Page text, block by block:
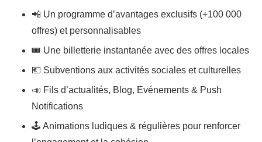
📲 Un programme d’avantages exclusifs (+100 000
offres) et personnalisables
🎟 Une billetterie instantanée avec des offres locales
💶 Subventions aux activités sociales et culturelles
📣 Fils d’actualités, Blog, Evénements & Push
Notifications
🕹 Animations ludiques & régulières pour renforcer